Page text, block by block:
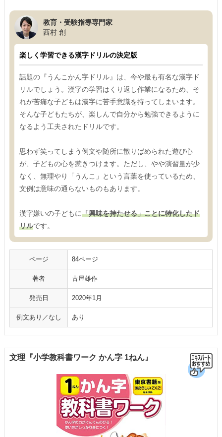
教育・受験指導専門家
西村 創
楽しく学習できる漢字ドリルの決定版
話題の『うんこかん字ドリル』は、今や最も有名な漢字ド
リルでしょう。漢字の学習はくり返し作業になるため、そ
れが苦痛な子どもは漢字に苦手意識を持ってしまいます。
そんな子どもたちが、楽しんで自分から勉強できるように
なるよう工夫されたドリルです。
思わず笑ってしまう例文や随所に散りばめられた遊び心
が、子どもの心を惹きつけます。ただし、やや演習量が少
なく、無理やり「うんこ」という言葉を使っているため、
文例は意味の通らないものもあります。
漢字嫌いの子どもに「興味を持たせる」ことに特化したド
リルです。
ページ 84ページ
著者 古屋雄作
発売日 2020年1月
例文あり／なし あり
文理『小学教科書ワーク かん字 1ねん』